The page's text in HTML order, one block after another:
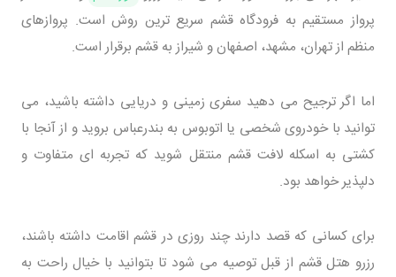
پرواز مستقیم به فرودگاه قشم سریع ترین روش است. پروازهای
منظم از تهران، مشهد، اصفهان و شیراز به قشم برقرار است.
اما اگر ترجیح می دهید سفری زمینی و دریایی داشته باشید، می
توانید با خودروی شخصی یا اتوبوس به بندرعباس بروید و از آنجا با
کشتی به اسکله لافت قشم منتقل شوید که تجربه ای متفاوت و
دلپذیر خواهد بود.
برای کسانی که قصد دارند چند روزی در قشم اقامت داشته باشند،
رزرو هتل قشم از قبل توصیه می شود تا بتوانید با خیال راحت به